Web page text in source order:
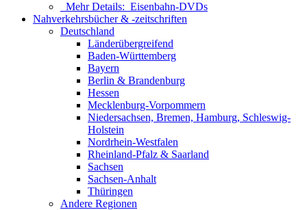
Mehr Details: Eisenbahn-DVDs
Nahverkehrsbücher & -zeitschriften
Deutschland
Länderübergreifend
Baden-Württemberg
Bayern
Berlin & Brandenburg
Hessen
Mecklenburg-Vorpommern
Niedersachsen, Bremen, Hamburg, Schleswig-
Holstein
Nordrhein-Westfalen
Rheinland-Pfalz & Saarland
Sachsen
Sachsen-Anhalt
Thüringen
Andere Regionen